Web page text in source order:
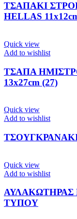
ΤΣΑΠΑΚΙ
HELLAS
Quick view
Add to wishlist
ΤΣΑΠΑ
13x27cm (27)
Quick view
Add to wishlist
Quick view
Add to wishlist
ΑΥΛΑΚΩΤΗΡΑΣ
ΤΥΠΟΥ